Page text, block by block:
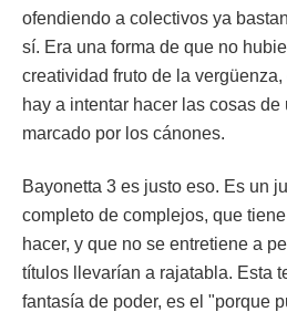
ofendiendo a colectivos ya
sí. Era una forma de que no
creatividad fruto de la
hay a intentar hacer las cosas
marcado por los cánones.
Bayonetta 3 es justo eso. Es un
completo de complejos, que
hacer, y que no se entretiene a
títulos llevarían a rajatabla. Esta
fantasía de poder, es el "porque